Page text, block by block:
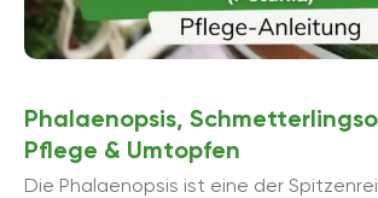
Phalaenopsis,
Pflege & Umtopfen
Die Phalaenopsis ist eine der